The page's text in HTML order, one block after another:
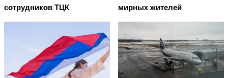
сотрудников ТЦК
мирных жителей